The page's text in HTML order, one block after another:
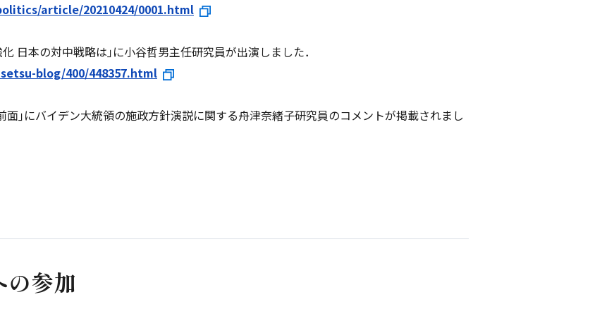
article/20210424/0001.html
日本の対中戦略は｣に小谷哲男主任研究員が出演しました．
blog/400/448357.html
｣にバイデン大統領の施政方針演説に関する舟津奈緒子研究員のコメントが掲載されまし
参加